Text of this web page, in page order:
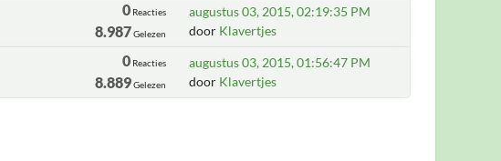
0 Reacties
8.987Gelezen
augustus 03, 2015, 02:19:35 PM
door Klavertjes
0 Reacties
8.889Gelezen
augustus 03, 2015, 01:56:47 PM
door Klavertjes